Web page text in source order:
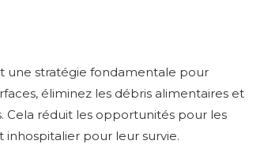
une stratégie fondamentale pour
éliminez les débris alimentaires et
Cela réduit les opportunités pour les
pour leur survie.